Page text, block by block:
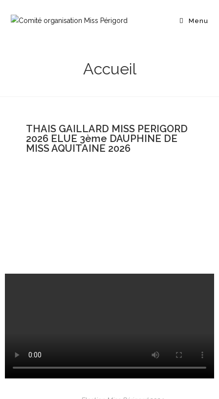
Menu
Accueil
THAIS GAILLARD MISS PERIGORD
2026 ELUE 3ème DAUPHINE DE
MISS AQUITAINE 2026